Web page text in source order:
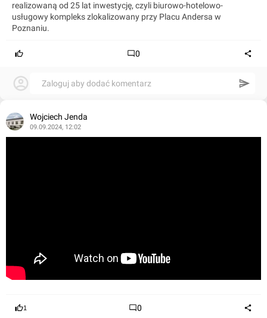
realizowaną od 25 lat inwestycję, czyli biurowo-hotelowo-
usługowy kompleks zlokalizowany przy Placu Andersa w
Poznaniu.
0
Zaloguj aby dodać komentarz
Wojciech Jenda
09.09.2024, 12:02
1 0